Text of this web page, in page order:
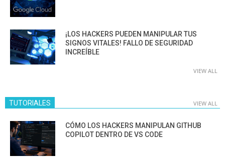
¡LOS HACKERS PUEDEN MANIPULAR TUS
SIGNOS VITALES! FALLO DE SEGURIDAD
INCREÍBLE
VIEW ALL
TUTORIALES VIEW ALL
CÓMO LOS HACKERS MANIPULAN GITHUB
COPILOT DENTRO DE VS CODE